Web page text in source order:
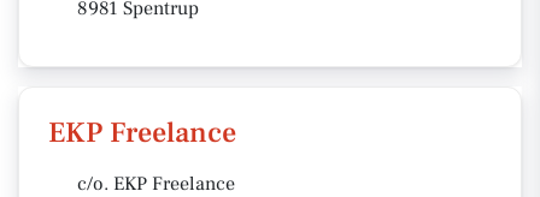
8981 Spentrup
EKP Freelance
c/o. EKP Freelance